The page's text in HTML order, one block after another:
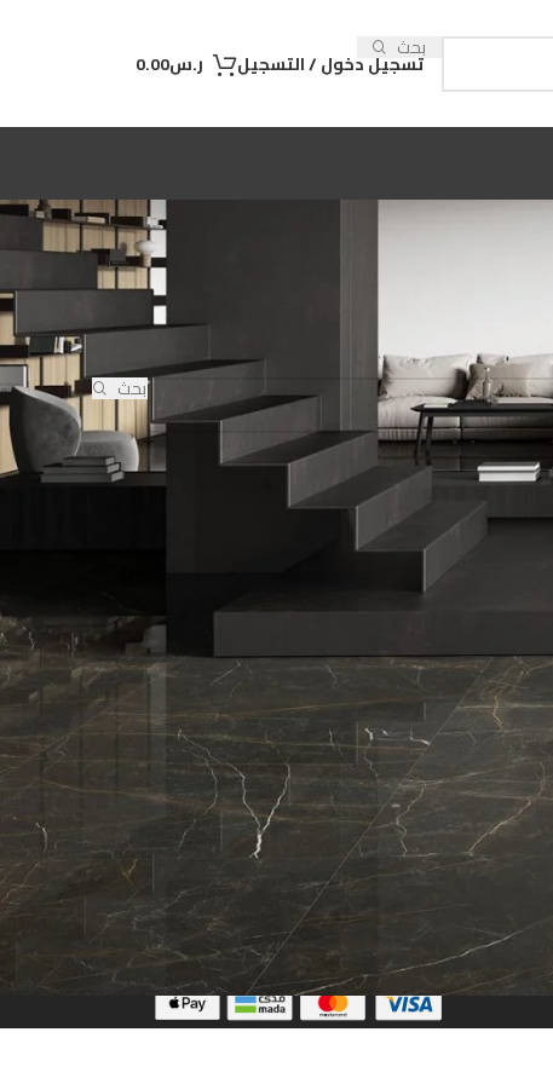
بحث
تسجيل دخول / التسجيل ر.س0.00
بحث
تابعنا